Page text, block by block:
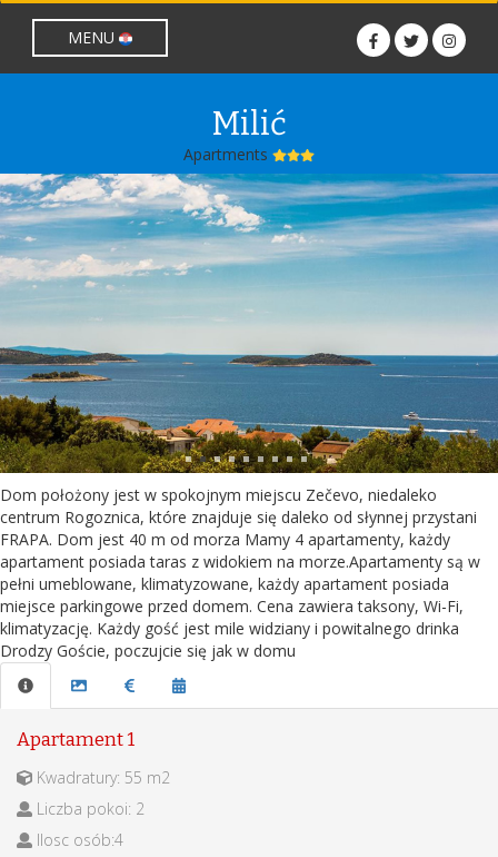
lang nije prazan
MENU
Milić
Apartments
Dom położony jest w spokojnym miejscu Zečevo, niedaleko
centrum Rogoznica, które znajduje się daleko od słynnej przystani
FRAPA. Dom jest 40 m od morza Mamy 4 apartamenty, każdy
apartament posiada taras z widokiem na morze.Apartamenty są w
pełni umeblowane, klimatyzowane, każdy apartament posiada
miejsce parkingowe przed domem. Cena zawiera taksony, Wi-Fi,
klimatyzację. Każdy gość jest mile widziany i powitalnego drinka
Drodzy Goście, poczujcie się jak w domu
Apartament 1
Kwadratury: 55 m2
Liczba pokoi: 2
Ilosc osób:4